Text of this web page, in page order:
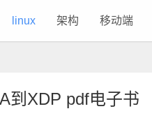
linux 架构 移动端
到XDP pdf电子书